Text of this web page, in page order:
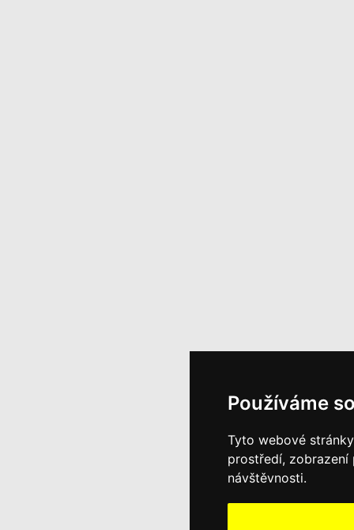
Používáme
Tyto webové
prostředí, zobrazení
návštěvnosti.